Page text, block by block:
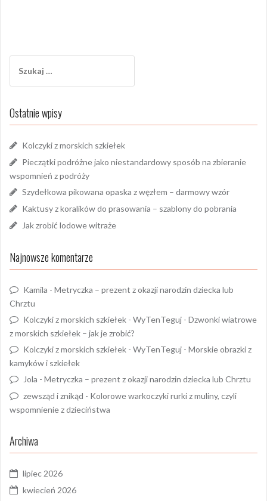
Ostatnie wpisy
Kolczyki z morskich szkiełek
Pieczątki podróżne jako niestandardowy sposób na zbieranie
wspomnień z podróży
Szydełkowa pikowana opaska z węzłem – darmowy wzór
Kaktusy z koralików do prasowania – szablony do pobrania
Jak zrobić lodowe witraże
Najnowsze komentarze
Kamila - Metryczka – prezent z okazji narodzin dziecka lub
Chrztu
Kolczyki z morskich szkiełek - WyTenTeguj - Dzwonki wiatrowe
z morskich szkiełek – jak je zrobić?
Kolczyki z morskich szkiełek - WyTenTeguj - Morskie obrazki z
kamyków i szkiełek
Jola - Metryczka – prezent z okazji narodzin dziecka lub Chrztu
zewsząd i znikąd - Kolorowe warkoczyki rurki z muliny, czyli
wspomnienie z dzieciństwa
Archiwa
lipiec 2026
kwiecień 2026